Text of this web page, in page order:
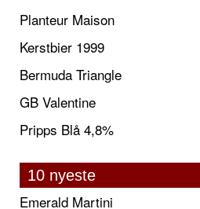
Planteur Maison
Kerstbier 1999
Bermuda Triangle
GB Valentine
Pripps Blå 4,8%
10 nyeste
Emerald Martini